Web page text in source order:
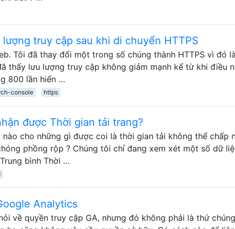
truy cập sau khi di chuyển HTTPS
Tôi đã thay đổi một trong số chúng thành HTTPS vì đó là
thấy lưu lượng truy cập không giảm mạnh kể từ khi điều
800 lần hiển …
console https
được Thời gian tải trang?
cho những gì được coi là thời gian tải không thể chấp
phồng rộp ? Chúng tôi chỉ đang xem xét một số dữ
bình Thời …
Analytics
về quyền truy cập GA, nhưng đó không phải là thứ